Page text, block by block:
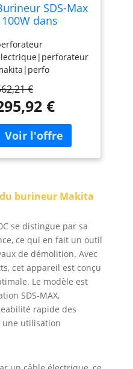
SDS-Max
dans
sds
perforateur|HM0870C
€
€
burineur Makita
se distingue par sa
ce qui en fait un outil
de démolition. Avec
cet appareil est conçu
Le modèle est
SDS-MAX,
rapide des
une utilisation